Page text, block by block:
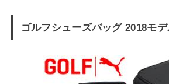
ゴルフシューズバッグ 2018モ